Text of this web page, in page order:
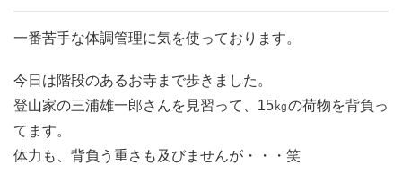
一番苦手な体調管理に気を使っております。
今日は階段のあるお寺まで歩きました。
登山家の三浦雄一郎さんを見習って、15㎏の荷物を背負っ
てます。
体力も、背負う重さも及びませんが・・・笑